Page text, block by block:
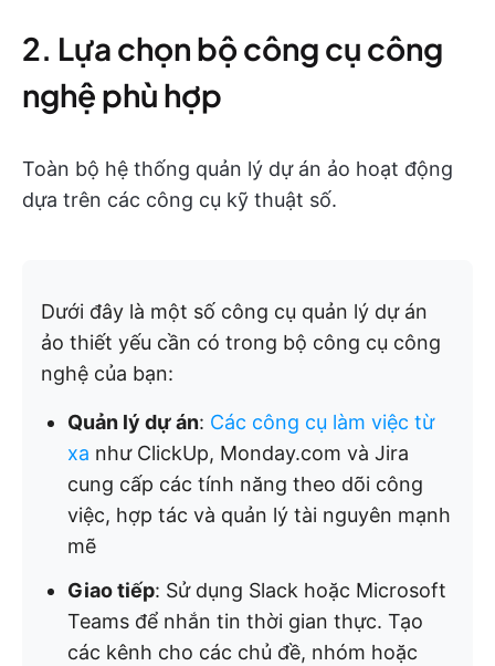
2. Lựa chọn bộ công cụ công
nghệ phù hợp
Toàn bộ hệ thống quản lý dự án ảo hoạt động
dựa trên các công cụ kỹ thuật số.
Dưới đây là một số công cụ quản lý dự án
ảo thiết yếu cần có trong bộ công cụ công
nghệ của bạn:
Quản lý dự án: Các công cụ làm việc từ
xa như ClickUp, Monday.com và Jira
cung cấp các tính năng theo dõi công
việc, hợp tác và quản lý tài nguyên mạnh
mẽ
Giao tiếp: Sử dụng Slack hoặc Microsoft
Teams để nhắn tin thời gian thực. Tạo
các kênh cho các chủ đề, nhóm hoặc